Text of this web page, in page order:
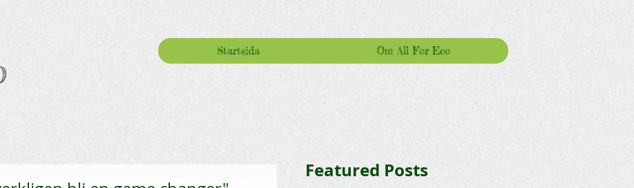
Startsida Om All For Eco
Featured Posts